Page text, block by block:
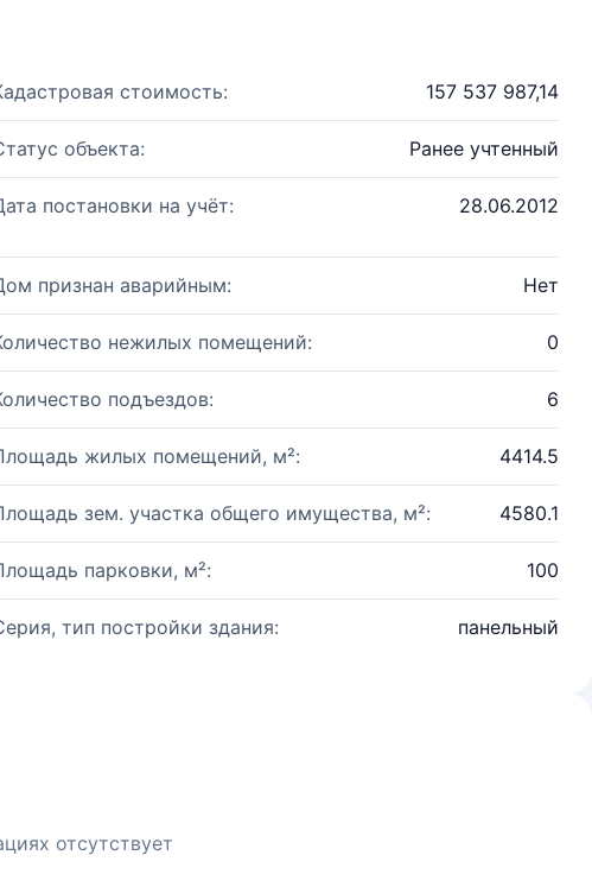
стоимость: 157 537 987,14
объекта: Ранее учтенный
постановки на учёт: 28.06.2012
признан аварийным: Нет
нежилых помещений: 0
подъездов: 6
жилых помещений, м²: 4414.5
зем. участка общего имущества, м²: 4580.1
парковки, м²: 100
тип постройки здания: панельный
отсутствует